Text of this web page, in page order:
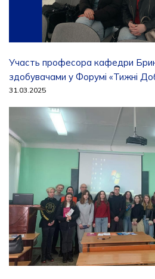
Участь професора кафедри
здобувачами у Форумі «Тижні
31.03.2025